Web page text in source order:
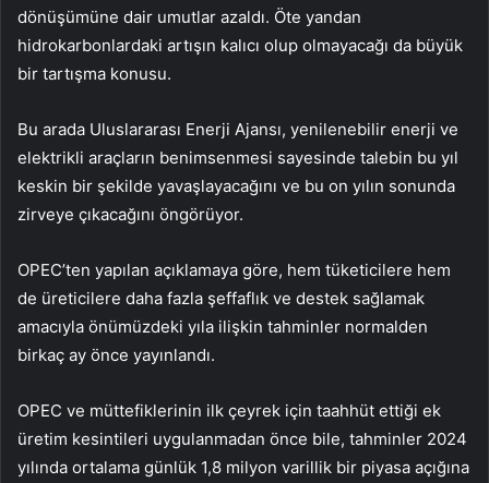
dönüşümüne dair umutlar azaldı. Öte yandan
hidrokarbonlardaki artışın kalıcı olup olmayacağı da büyük
bir tartışma konusu.
Bu arada Uluslararası Enerji Ajansı, yenilenebilir enerji ve
elektrikli araçların benimsenmesi sayesinde talebin bu yıl
keskin bir şekilde yavaşlayacağını ve bu on yılın sonunda
zirveye çıkacağını öngörüyor.
OPEC’ten yapılan açıklamaya göre, hem tüketicilere hem
de üreticilere daha fazla şeffaflık ve destek sağlamak
amacıyla önümüzdeki yıla ilişkin tahminler normalden
birkaç ay önce yayınlandı.
OPEC ve müttefiklerinin ilk çeyrek için taahhüt ettiği ek
üretim kesintileri uygulanmadan önce bile, tahminler 2024
yılında ortalama günlük 1,8 milyon varillik bir piyasa açığına